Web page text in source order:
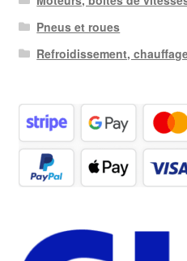
Pneus et roues
Refroidissement,